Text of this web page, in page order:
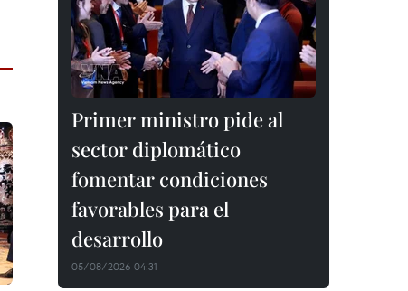
Primer ministro pide al
sector diplomático
fomentar condiciones
favorables para el
desarrollo
05/08/2026 04:31